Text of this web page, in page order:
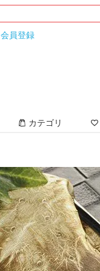
会員登録
カテゴリ